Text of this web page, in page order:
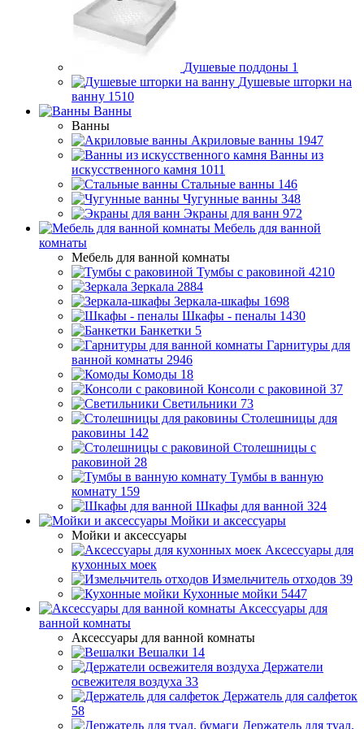
Душевые поддоны 1
Душевые шторки на
ванну 1510
Ванны
Ванны
Акриловые ванны 1947
Ванны из
искусственного камня 1011
Стальные ванны 146
Чугунные ванны 348
Экраны для ванн 972
Мебель для ванной
комнаты
Мебель для ванной комнаты
Тумбы с раковиной 4210
Зеркала 2884
Зеркала-шкафы 1698
Шкафы - пеналы 1430
Банкетки 5
Гарнитуры для
ванной комнаты 2946
Комоды 18
Консоли с раковиной 37
Светильники 73
Столешницы для
раковины 142
Столешницы с
раковиной 28
Тумбы в ванную
комнату 159
Шкафы для ванной 324
Мойки и аксессуары
Мойки и аксессуары
Аксессуары для
кухонных моек
Измельчитель отходов 39
Кухонные мойки 5447
Аксессуары для
ванной комнаты
Аксессуары для ванной комнаты
Вешалки 14
Держатели
освежителя воздуха 33
Держатель для салфеток
58
Держатель для туал.